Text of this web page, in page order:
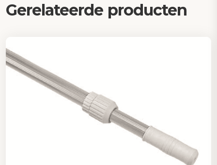
Gerelateerde producten